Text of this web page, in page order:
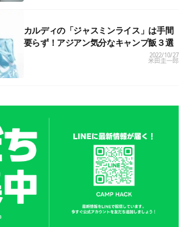
カルディの「ジャスミンライス」は手間
要らず！アジアン気分なキャンプ飯３選
2022/10/27
米田圭一郎